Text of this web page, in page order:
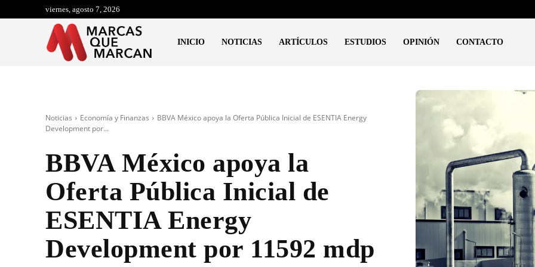
viernes, agosto 7, 2026
INICIO NOTICIAS ARTÍCULOS ESTUDIOS OPINIÓN CONTACTO
Noticias Economía y Finanzas
BBVA México apoya la Oferta Pública Inicial de ESENTIA Energy
Development por...
BBVA México apoya la
Oferta Pública Inicial de
ESENTIA Energy
Development por 11592 mdp